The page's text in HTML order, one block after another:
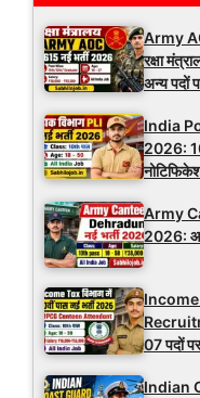
Army
रक्षा
अन्य पदों
India
2026:
Army
2026:
07 पदों
Indian